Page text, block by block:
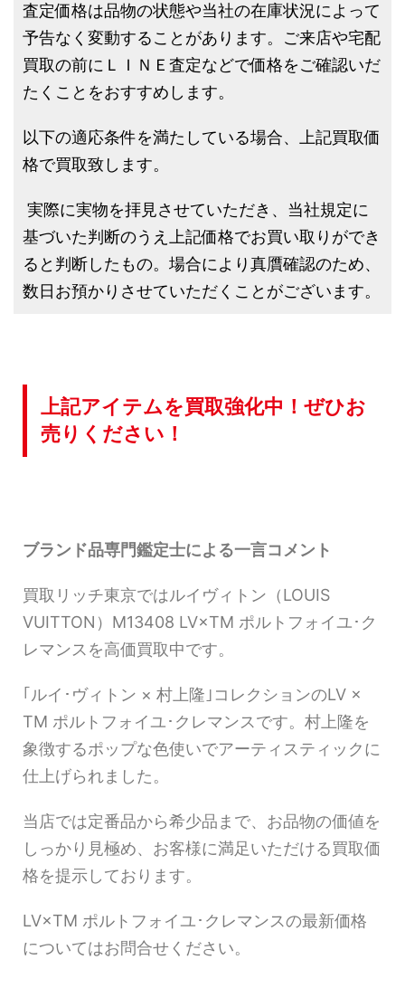
査定価格は品物の状態や当社の在庫状況によって
予告なく変動することがあります。ご来店や宅配
買取の前にＬＩＮＥ査定などで価格をご確認いだ
たくことをおすすめします。
以下の適応条件を満たしている場合、上記買取価
格で買取致します。
実際に実物を拝見させていただき、当社規定に
基づいた判断のうえ上記価格でお買い取りができ
ると判断したもの。場合により真贋確認のため、
数日お預かりさせていただくことがございます。
上記アイテムを買取強化中！ぜひお
売りください！
ブランド品専門鑑定士による一言コメント
買取リッチ東京ではルイヴィトン（LOUIS
VUITTON）M13408 LV×TM ポルトフォイユ･ク
レマンスを高価買取中です。
｢ルイ･ヴィトン × 村上隆｣コレクションのLV ×
TM ポルトフォイユ･クレマンスです。村上隆を
象徴するポップな色使いでアーティスティックに
仕上げられました。
当店では定番品から希少品まで、お品物の価値を
しっかり見極め、お客様に満足いただける買取価
格を提示しております。
LV×TM ポルトフォイユ･クレマンスの最新価格
についてはお問合せください。